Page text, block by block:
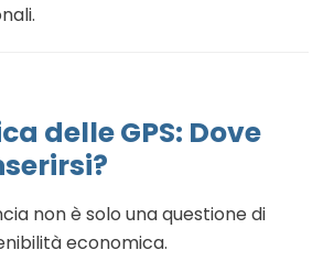
delle GPS: Dove
non è solo una questione di
economica.